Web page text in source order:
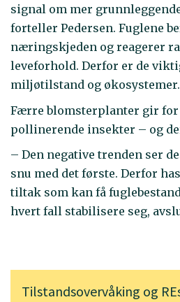
signal om mer
forteller Pedersen. Fuglene
næringskjeden og reagerer
leveforhold. Derfor er de
miljøtilstand og økosystemer.
Færre blomsterplanter gir
pollinerende insekter – og
– Den negative trenden ser
snu med det første. Derfor
tiltak som kan få
hvert fall stabilisere seg,
Tilstandsovervåking og